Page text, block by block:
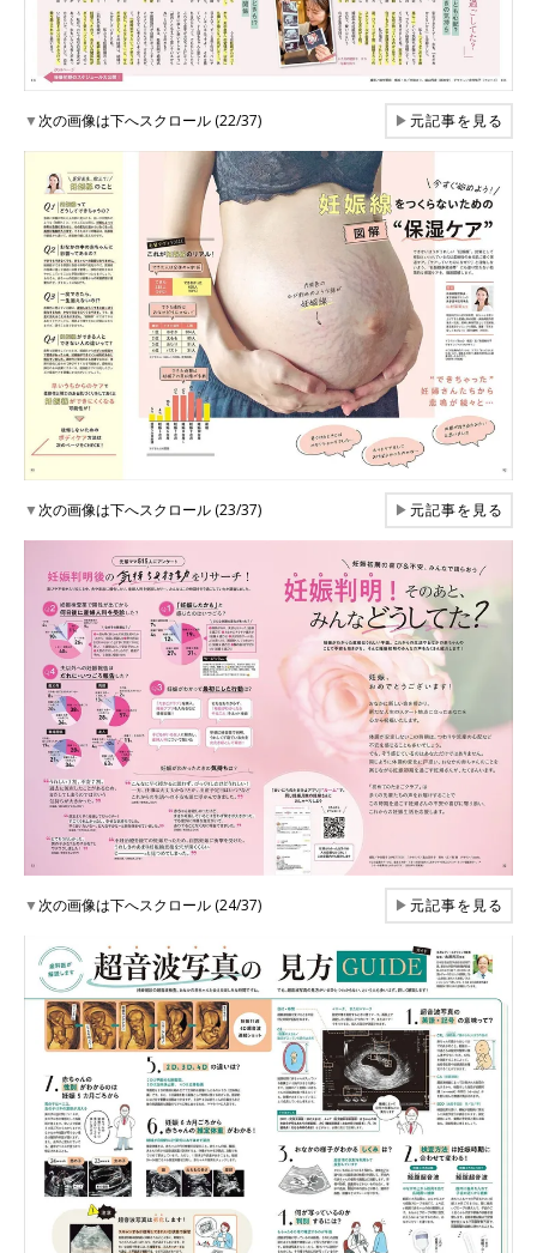
▼次の画像は下へスクロール (22/37) ▶元記事を見る
▼次の画像は下へスクロール (23/37) ▶元記事を見る
▼次の画像は下へスクロール (24/37) ▶元記事を見る